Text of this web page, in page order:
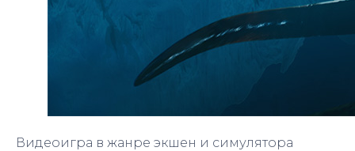
Видеоигра в жанре экшен и симулятора